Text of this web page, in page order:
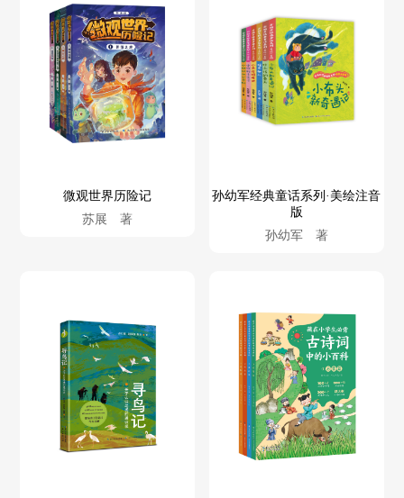
微观世界历险记
苏展 著
孙幼军经典童话系列·美绘注音
版
孙幼军 著